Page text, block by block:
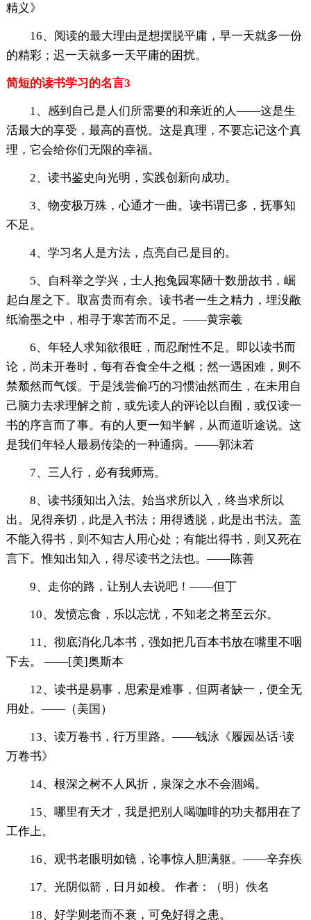
精义》
16、阅读的最大理由是想摆脱平庸，早一天就多一份
的精彩；迟一天就多一天平庸的困扰。
简短的读书学习的名言3
1、感到自己是人们所需要的和亲近的人——这是生
活最大的享受，最高的喜悦。这是真理，不要忘记这个真
理，它会给你们无限的幸福。
2、读书鉴史向光明，实践创新向成功。
3、物变极万殊，心通才一曲。读书谓已多，抚事知
不足。
4、学习名人是方法，点亮自己是目的。
5、自科举之学兴，士人抱兔园寒陋十数册故书，崛
起白屋之下。取富贵而有余。读书者一生之精力，埋没敝
纸渝墨之中，相寻于寒苦而不足。——黄宗羲
6、年轻人求知欲很旺，而忍耐性不足。即以读书而
论，尚未开卷时，每有吞食全牛之概；然一遇困难，则不
禁颓然而气馁。于是浅尝偷巧的习惯油然而生，在未用自
己脑力去求理解之前，或先读人的评论以自囿，或仅读一
书的序言而了事。有的人更一知半解，从而道听途说。这
是我们年轻人最易传染的一种通病。——郭沫若
7、三人行，必有我师焉。
8、读书须知出入法。始当求所以入，终当求所以
出。见得亲切，此是入书法；用得透脱，此是出书法。盖
不能入得书，则不知古人用心处；有能出得书，则又死在
言下。惟知出知入，得尽读书之法也。——陈善
9、走你的路，让别人去说吧！——但丁
10、发愤忘食，乐以忘忧，不知老之将至云尔。
11、彻底消化几本书，强如把几百本书放在嘴里不咽
下去。 ——[美]奥斯本
12、读书是易事，思索是难事，但两者缺一，便全无
用处。——（美国）
13、读万卷书，行万里路。——钱泳《履园丛话·读
万卷书》
14、根深之树不人风折，泉深之水不会涸竭。
15、哪里有天才，我是把别人喝咖啡的功夫都用在了
工作上。
16、观书老眼明如镜，论事惊人胆满躯。——辛弃疾
17、光阴似箭，日月如梭。 作者：（明）佚名
18、好学则老而不衰，可免好得之患。